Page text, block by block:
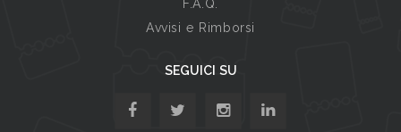
F.A.Q.
Avvisi e Rimborsi
SEGUICI SU